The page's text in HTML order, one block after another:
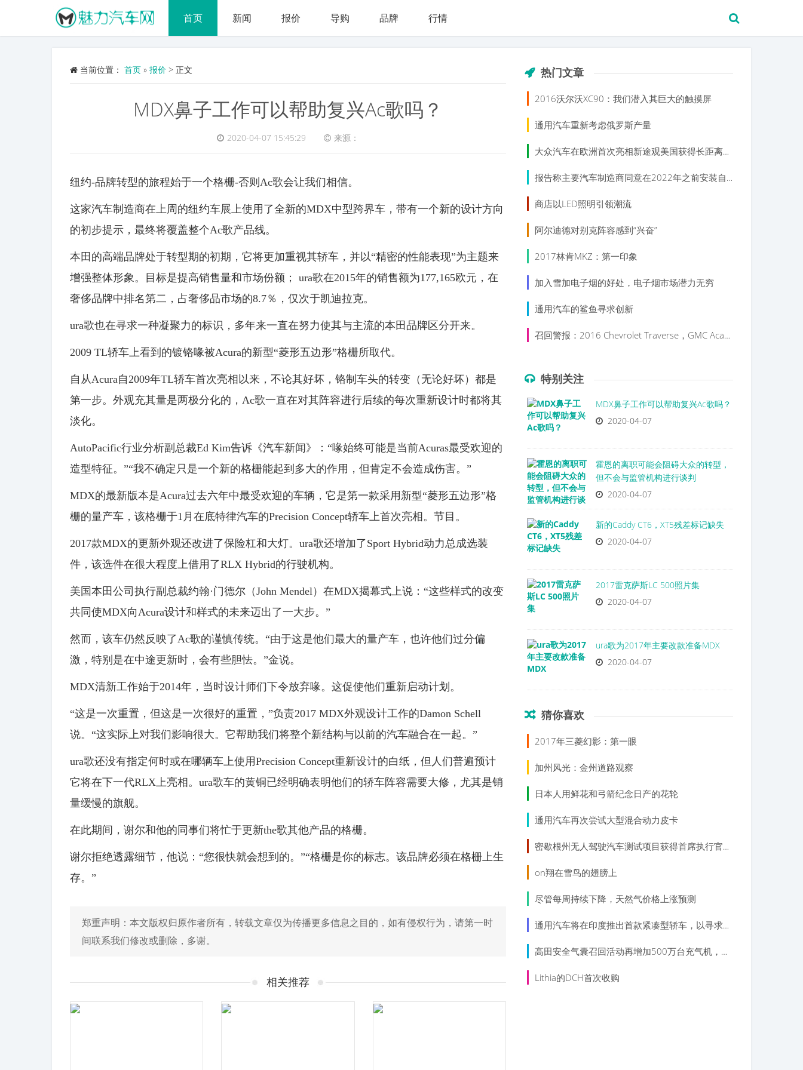
首页 新闻 报价 导购 品牌 行情
当前位置： 首页 » 报价 > 正文
MDX鼻子工作可以帮助复兴Ac歌吗？
2020-04-07 15:45:29 来源：
纽约-品牌转型的旅程始于一个格栅-否则Ac歌会让我们相信。
这家汽车制造商在上周的纽约车展上使用了全新的MDX中型跨界车，带有一个新的设计方向
的初步提示，最终将覆盖整个Ac歌产品线。
本田的高端品牌处于转型期的初期，它将更加重视其轿车，并以“精密的性能表现”为主题来
增强整体形象。目标是提高销售量和市场份额； ura歌在2015年的销售额为177,165欧元，在
奢侈品牌中排名第二，占奢侈品市场的8.7％，仅次于凯迪拉克。
ura歌也在寻求一种凝聚力的标识，多年来一直在努力使其与主流的本田品牌区分开来。
2009 TL轿车上看到的镀铬喙被Acura的新型“菱形五边形”格栅所取代。
自从Acura自2009年TL轿车首次亮相以来，不论其好坏，铬制车头的转变（无论好坏）都是
第一步。外观充其量是两极分化的，Ac歌一直在对其阵容进行后续的每次重新设计时都将其
淡化。
AutoPacific行业分析副总裁Ed Kim告诉《汽车新闻》：“喙始终可能是当前Acuras最受欢迎的
造型特征。”“我不确定只是一个新的格栅能起到多大的作用，但肯定不会造成伤害。”
MDX的最新版本是Acura过去六年中最受欢迎的车辆，它是第一款采用新型“菱形五边形”格
栅的量产车，该格栅于1月在底特律汽车的Precision Concept轿车上首次亮相。节目。
2017款MDX的更新外观还改进了保险杠和大灯。ura歌还增加了Sport Hybrid动力总成选装
件，该选件在很大程度上借用了RLX Hybrid的行驶机构。
美国本田公司执行副总裁约翰·门德尔（John Mendel）在MDX揭幕式上说：“这些样式的改变
共同使MDX向Acura设计和样式的未来迈出了一大步。”
然而，该车仍然反映了Ac歌的谨慎传统。“由于这是他们最大的量产车，也许他们过分偏
激，特别是在中途更新时，会有些胆怯。”金说。
MDX清新工作始于2014年，当时设计师们下令放弃喙。这促使他们重新启动计划。
“这是一次重置，但这是一次很好的重置，”负责2017 MDX外观设计工作的Damon Schell
说。“这实际上对我们影响很大。它帮助我们将整个新结构与以前的汽车融合在一起。”
ura歌还没有指定何时或在哪辆车上使用Precision Concept重新设计的白纸，但人们普遍预计
它将在下一代RLX上亮相。ura歌车的黄铜已经明确表明他们的轿车阵容需要大修，尤其是销
量缓慢的旗舰。
在此期间，谢尔和他的同事们将忙于更新the歌其他产品的格栅。
谢尔拒绝透露细节，他说：“您很快就会想到的。”“格栅是你的标志。该品牌必须在格栅上生
存。”
郑重声明：本文版权归原作者所有，转载文章仅为传播更多信息之目的，如有侵权行为，请第一时
间联系我们修改或删除，多谢。
相关推荐
热门文章
2016沃尔沃XC90：我们潜入其巨大的触摸屏
通用汽车重新考虑俄罗斯产量
大众汽车在欧洲首次亮相新途观美国获得长距离版本
报告称主要汽车制造商同意在2022年之前安装自动制动系统
商店以LED照明引领潮流
阿尔迪德对别克阵容感到“兴奋”
2017林肯MKZ：第一印象
加入雪加电子烟的好处，电子烟市场潜力无穷
通用汽车的鲨鱼寻求创新
召回警报：2016 Chevrolet Traverse，GMC Acadia，别克飞地
特别关注
MDX鼻子工作可以帮助复兴Ac歌吗？
2020-04-07
霍恩的离职可能会阻碍大众的转型，
但不会与监管机构进行谈判
2020-04-07
新的Caddy CT6，XT5残差标记缺失
2020-04-07
2017雷克萨斯LC 500照片集
2020-04-07
ura歌为2017年主要改款准备MDX
2020-04-07
猜你喜欢
2017年三菱幻影：第一眼
加州风光：金州道路观察
日本人用鲜花和弓箭纪念日产的花轮
通用汽车再次尝试大型混合动力皮卡
密歇根州无人驾驶汽车测试项目获得首席执行官，董事会
on翔在雪鸟的翅膀上
尽管每周持续下降，天然气价格上涨预测
通用汽车将在印度推出首款紧凑型轿车，以寻求市场份额
高田安全气囊召回活动再增加500万台充气机，三个汽车品牌
Lithia的DCH首次收购